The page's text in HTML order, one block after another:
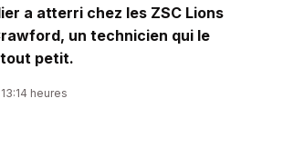
a atterri chez les ZSC Lions
un technicien qui le
petit.
heures